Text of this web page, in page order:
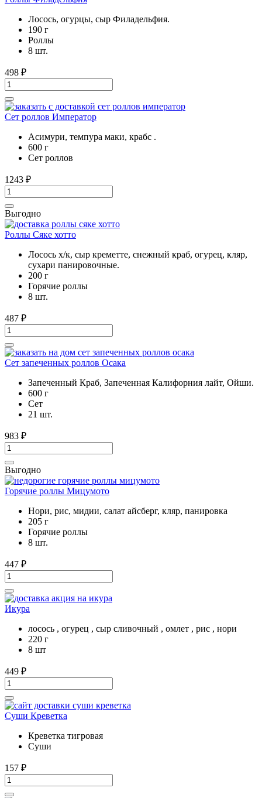
Лосось, огурцы, сыр Филадельфия.
190 г
Роллы
8 шт.
498 ₽
Сет роллов Император
Асимури, темпура маки, крабс .
600 г
Сет роллов
1243 ₽
Выгодно
Роллы Сяке хотто
Лосось х/к, сыр креметте, снежный краб, огурец, кляр,
сухари панировочные.
200 г
Горячие роллы
8 шт.
487 ₽
Сет запеченных роллов Осака
Запеченный Краб, Запеченная Калифорния лайт, Ойши.
600 г
Cет
21 шт.
983 ₽
Выгодно
Горячие роллы Мицумото
Нори, рис, мидии, салат айсберг, кляр, панировка
205 г
Горячие роллы
8 шт.
447 ₽
Икура
лосось , огурец , сыр сливочный , омлет , рис , нори
220 г
8 шт
449 ₽
Суши Креветка
Креветка тигровая
Суши
157 ₽